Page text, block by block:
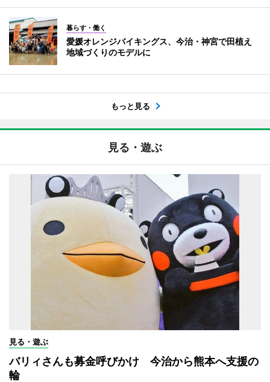
暮らす・働く
愛媛オレンジバイキングス、今治・神宮で田植え
地域づくりのモデルに
もっと見る
見る・遊ぶ
見る・遊ぶ
バリィさんも募金呼びかけ 今治から熊本へ支援の
輪